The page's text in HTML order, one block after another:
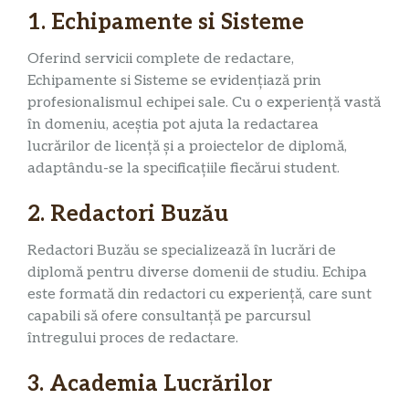
1. Echipamente si Sisteme
Oferind servicii complete de redactare,
Echipamente si Sisteme se evidențiază prin
profesionalismul echipei sale. Cu o experiență vastă
în domeniu, aceștia pot ajuta la redactarea
lucrărilor de licență și a proiectelor de diplomă,
adaptându-se la specificațiile fiecărui student.
2. Redactori Buzău
Redactori Buzău se specializează în lucrări de
diplomă pentru diverse domenii de studiu. Echipa
este formată din redactori cu experiență, care sunt
capabili să ofere consultanță pe parcursul
întregului proces de redactare.
3. Academia Lucrărilor